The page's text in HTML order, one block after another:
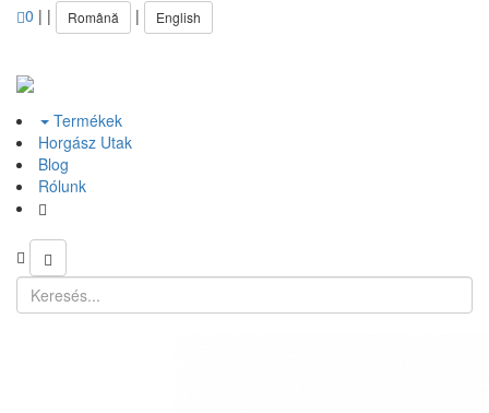
0 | | Română | English
Termékek
Horgász Utak
Blog
Rólunk